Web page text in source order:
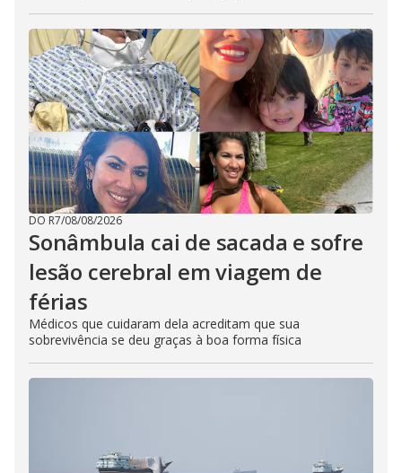
DO R7/08/08/2026
Sonâmbula cai de sacada e sofre
lesão cerebral em viagem de
férias
Médicos que cuidaram dela acreditam que sua
sobrevivência se deu graças à boa forma física